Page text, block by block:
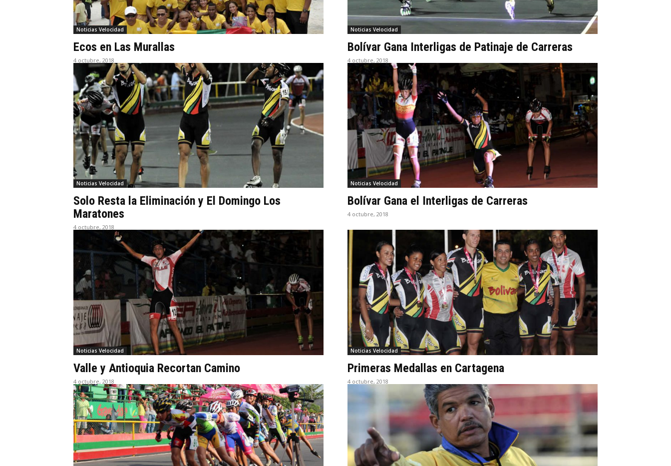
Noticias Velocidad
Ecos en Las Murallas
4 octubre, 2018
Noticias Velocidad
Bolívar Gana Interligas de Patinaje de Carreras
4 octubre, 2018
Noticias Velocidad
Solo Resta la Eliminación y El Domingo Los
Maratones
4 octubre, 2018
Noticias Velocidad
Bolívar Gana el Interligas de Carreras
4 octubre, 2018
Noticias Velocidad
Valle y Antioquia Recortan Camino
4 octubre, 2018
Noticias Velocidad
Primeras Medallas en Cartagena
4 octubre, 2018